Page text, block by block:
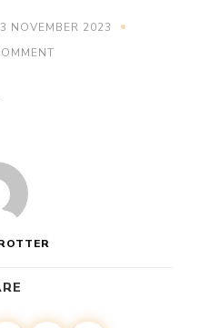
NOVEMBER 2023
ON